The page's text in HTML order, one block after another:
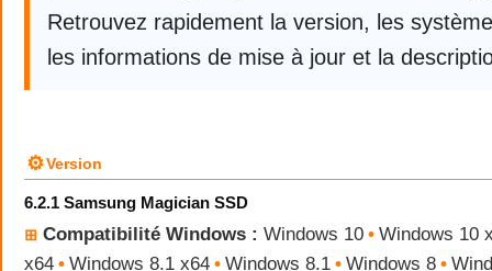
Retrouvez rapidement la version, les
les informations de mise à jour et la
⚙Version
6.2.1 Samsung Magician SSD
⊞ Compatibilité Windows : Windows 10 • Windows 10
x64 • Windows 8.1 x64 • Windows 8.1 • Windows 8 •